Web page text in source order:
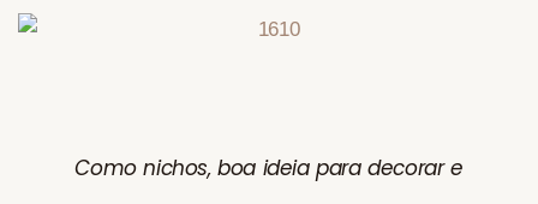
Como nichos, boa ideia para decorar e